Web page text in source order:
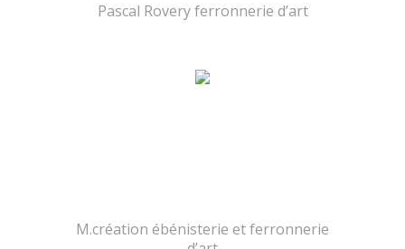
Pascal Rovery ferronnerie d’art
M.création ébénisterie et ferronnerie